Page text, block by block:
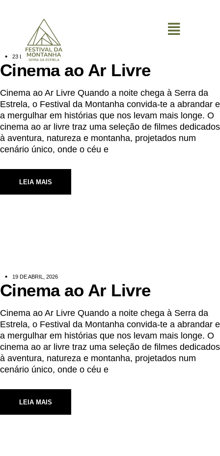
23 DE ABRIL, 2026
Cinema ao Ar Livre
Cinema ao Ar Livre Quando a noite chega à Serra da
Estrela, o Festival da Montanha convida-te a abrandar e
a mergulhar em histórias que nos levam mais longe. O
cinema ao ar livre traz uma seleção de filmes dedicados
à aventura, natureza e montanha, projetados num
cenário único, onde o céu e
LEIA MAIS
19 DE ABRIL, 2026
Cinema ao Ar Livre
Cinema ao Ar Livre Quando a noite chega à Serra da
Estrela, o Festival da Montanha convida-te a abrandar e
a mergulhar em histórias que nos levam mais longe. O
cinema ao ar livre traz uma seleção de filmes dedicados
à aventura, natureza e montanha, projetados num
cenário único, onde o céu e
LEIA MAIS